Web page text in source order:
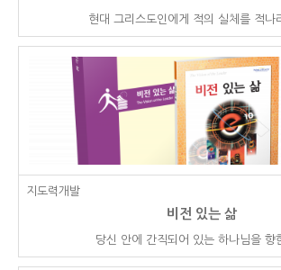
현대 그리스도인에게 적의 실체를 적나
지도력개발
비전 있는 삶
당신 안에 간직되어 있는 하나님을 향